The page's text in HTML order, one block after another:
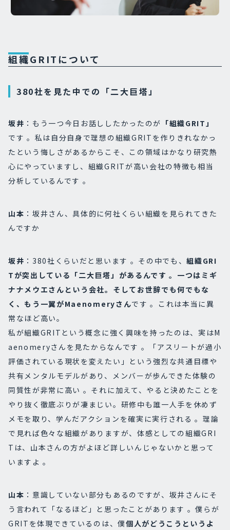
組織GRITについて
380社を見た中での「二大巨塔」
坂井 ：もう一つ今日お話ししたかったのが 「組織GRIT」
です 。私は自分自身で理想の組織GRITを作りきれなかっ
たという悔しさがあるからこそ、この領域はかなり研究熱
心にやっていますし、組織GRITが高い会社の特徴も相当
分析しているんです 。
山本 ：坂井さん、具体的に何社くらい組織を見られてきた
んですか
坂井 ：380社くらいだと思います 。その中でも、組織GRI
Tが突出している「二大巨塔」があるんです 。一つはミギ
ナナメウエさんという会社。そしてお世辞でも何でもな
く、もう一翼がMaenomeryさんです 。これは本当に異
常なほど高い。
私が組織GRITという概念に強く興味を持ったのは、実はM
aenomeryさんを見たからなんです 。「アスリートが過小
評価されている現状を変えたい」という強烈な共通目標や
共有メンタルモデルがあり、メンバーが歩んできた体験の
同質性が非常に高い 。それに加えて、やると決めたことを
やり抜く徹底ぶりが凄まじい。研修中も誰一人手を休めず
メモを取り、学んだアクションを確実に実行される 。理論
で見れば色々な組織がありますが、体感としての組織GRI
Tは、山本さんの方がよほど詳しいんじゃないかと思って
いますよ 。
山本 ：意識していない部分もあるのですが、坂井さんにそ
う言われて「なるほど」と思ったことがあります 。僕らが
GRITを体現できているのは、僕個人がどうこうというよ